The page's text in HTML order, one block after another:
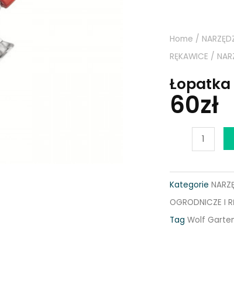
Home /
RĘKAWICE /
Łopatka
60zł
Łopatka
SM
quantity
Kategorie
OGRODNICZE I
Tag Wolf